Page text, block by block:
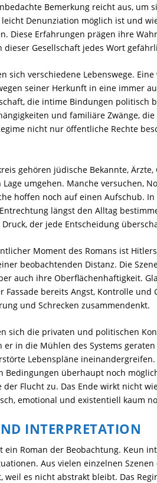
Bemerkung reicht aus,
Denunziation möglich ist und
Diese Erfahrungen prägen ihre
dieser Gesellschaft jedes Wort
sich verschiedene Lebenswege.
seiner Herkunft in eine immer
die intime Bindungen politisch
und familiäre Zwänge,
nicht nur öffentliche Rechte
gehören jüdische Bekannte,
umgehen. Manche versuchen,
hoffen noch auf einen Aufschub.
längst den Alltag
der jede Entscheidung
Moment des Romans ist
beobachtenden Distanz. Die
auch ihre Oberflächenhaftigkeit.
bereits Angst, Kontrolle
und Schrecken zusammendenkt.
sich die privaten und politischen
er in die Mühlen des Systems
Lebenspläne
Bedingungen überhaupt noch
der Flucht zu. Das Ende wirkt nicht
emotional und existentiell kaum
INTERPRETATION
ein Roman der Beobachtung. Keun
Aus vielen einzelnen
weil es nicht abstrakt bleibt. Das